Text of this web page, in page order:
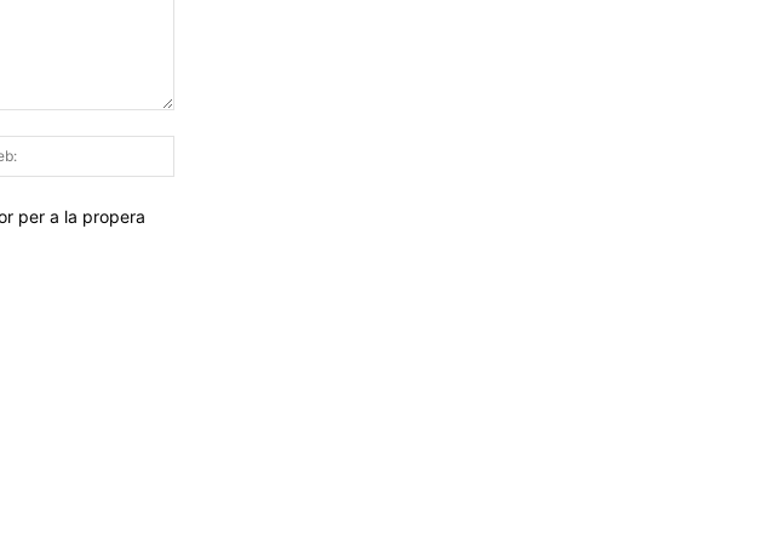
web:
per a la propera